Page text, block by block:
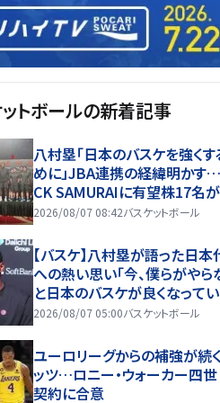
トボールの新着記事
八村塁「日本のバスケを強くす
めに」JBA連携の経緯明かす
CK SAMURAIに有望株17名
2026/08/07 08:42バスケットボール
【バスケ】八村塁が語った日本
への熱い思い「今、僕らがやら
と日本のバスケが良くなって
い」
2026/08/07 05:00バスケットボール
ユーロリーグからの補強が続
ッツ…ロニー・ウォーカー四
契約に合意